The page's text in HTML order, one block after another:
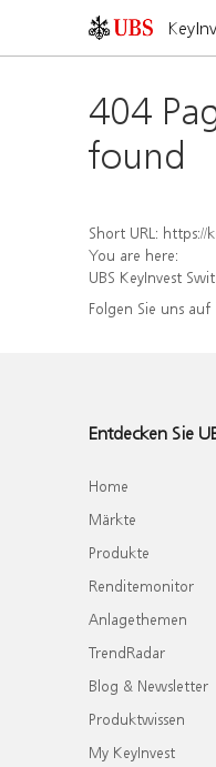
404
found
Short URL: https://
You are here:
UBS KeyInvest
Folgen Sie uns auf
Entdecken Sie
Home
Märkte
Produkte
Renditemonitor
Anlagethemen
TrendRadar
Blog & Newsletter
Produktwissen
My KeyInvest